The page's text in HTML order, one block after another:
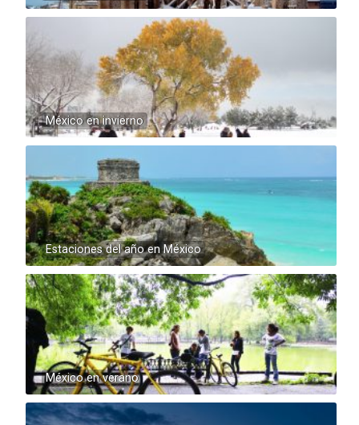
México en invierno
Estaciones del año en México
México en verano